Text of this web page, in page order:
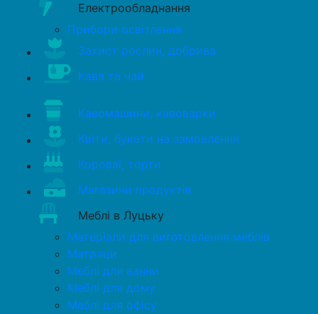
Електрообладнання
Прибори освітлення
Захист рослин, добрива
Кава та чай
Кавомашини, кавоварки
Квіти, букети на замовлення
Короваї, торти
Магазини продуктів
Меблі в Луцьку
Матеріали для виготовлення меблів
Матраци
Меблі для ванни
Меблі для дому
Меблі для офісу